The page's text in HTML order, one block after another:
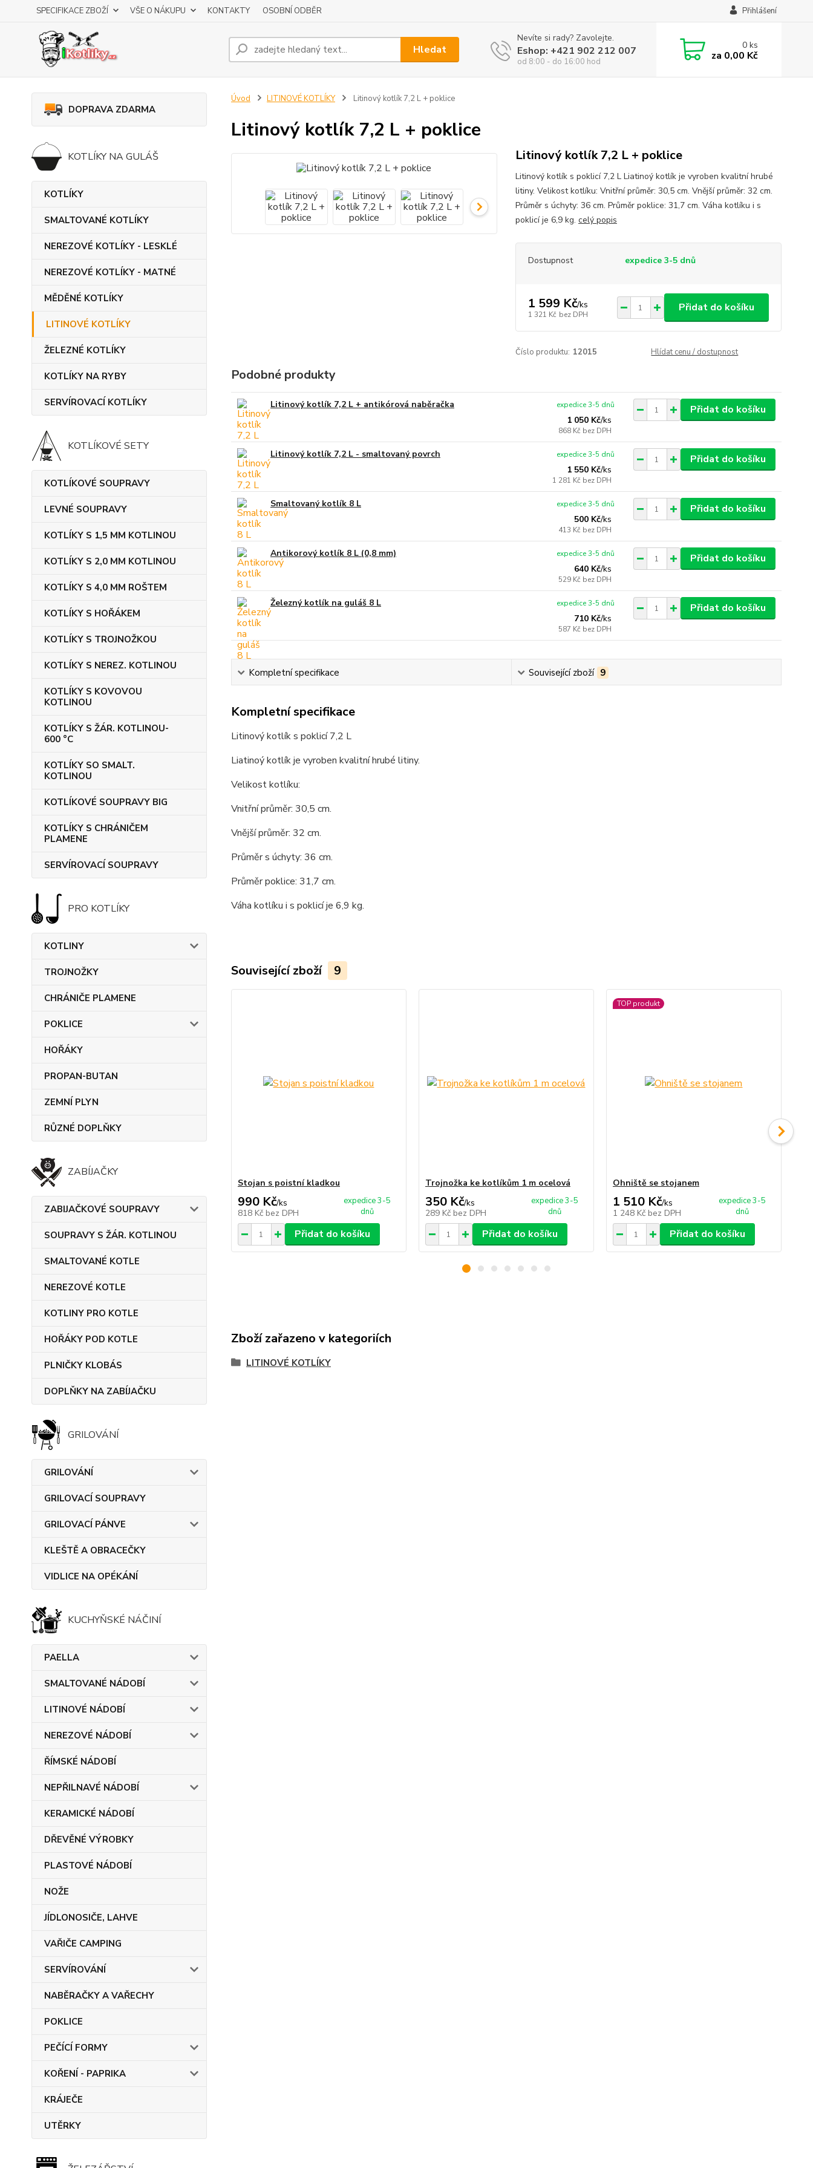
SPECIFIKACE ZBOŽÍ VŠE O NÁKUPU KONTAKTY OSOBNÍ ODBĚR Přihlášení
Hledat
Nevíte si rady? Zavolejte.
Eshop: +421 902 212 007
od 8:00 - do 16:00 hod
0ks
za 0,00 Kč
DOPRAVA ZDARMA
KOTLÍKY NA GULÁŠ
KOTLÍKY
SMALTOVANÉ KOTLÍKY
NEREZOVÉ KOTLÍKY - LESKLÉ
NEREZOVÉ KOTLÍKY - MATNÉ
MĚDĚNÉ KOTLÍKY
LITINOVÉ KOTLÍKY
ŽELEZNÉ KOTLÍKY
KOTLÍKY NA RYBY
SERVÍROVACÍ KOTLÍKY
KOTLÍKOVÉ SETY
KOTLÍKOVÉ SOUPRAVY
LEVNÉ SOUPRAVY
KOTLÍKY S 1,5 MM KOTLINOU
KOTLÍKY S 2,0 MM KOTLINOU
KOTLÍKY S 4,0 MM ROŠTEM
KOTLÍKY S HOŘÁKEM
KOTLÍKY S TROJNOŽKOU
KOTLÍKY S NEREZ. KOTLINOU
KOTLÍKY S KOVOVOU
KOTLINOU
KOTLÍKY S ŽÁR. KOTLINOU-
600 °C
KOTLÍKY SO SMALT.
KOTLINOU
KOTLÍKOVÉ SOUPRAVY BIG
KOTLÍKY S CHRÁNIČEM
PLAMENE
SERVÍROVACÍ SOUPRAVY
PRO KOTLÍKY
KOTLINY
TROJNOŽKY
CHRÁNIČE PLAMENE
POKLICE
HOŘÁKY
PROPAN-BUTAN
ZEMNÍ PLYN
RŮZNÉ DOPLŇKY
ZABÍJAČKY
ZABIJAČKOVÉ SOUPRAVY
SOUPRAVY S ŽÁR. KOTLINOU
SMALTOVANÉ KOTLE
NEREZOVÉ KOTLE
KOTLINY PRO KOTLE
HOŘÁKY POD KOTLE
PLNIČKY KLOBÁS
DOPLŇKY NA ZABÍJAČKU
GRILOVÁNÍ
GRILOVÁNÍ
GRILOVACÍ SOUPRAVY
GRILOVACÍ PÁNVE
KLEŠTĚ A OBRACEČKY
VIDLICE NA OPÉKÁNÍ
KUCHYŇSKÉ NÁČINÍ
PAELLA
SMALTOVANÉ NÁDOBÍ
LITINOVÉ NÁDOBÍ
NEREZOVÉ NÁDOBÍ
ŘÍMSKÉ NÁDOBÍ
NEPŘILNAVÉ NÁDOBÍ
KERAMICKÉ NÁDOBÍ
DŘEVĚNÉ VÝROBKY
PLASTOVÉ NÁDOBÍ
NOŽE
JÍDLONOSIČE, LAHVE
VAŘIČE CAMPING
SERVÍROVÁNÍ
NABĚRAČKY A VAŘECHY
POKLICE
PEČÍCÍ FORMY
KOŘENÍ - PAPRIKA
KRÁJEČE
UTĚRKY
Úvod LITINOVÉ KOTLÍKY Litinový kotlík 7,2 L + poklice
Litinový kotlík 7,2 L + poklice
Litinový kotlík 7,2 L + poklice
Litinový kotlík s poklicí 7,2 L Liatinoý kotlík je vyroben kvalitní hrubé
litiny. Velikost kotlíku: Vnitřní průměr: 30,5 cm. Vnější průměr: 32 cm.
Průměr s úchyty: 36 cm. Průměr poklice: 31,7 cm. Váha kotlíku i s
poklicí je 6,9 kg. celý popis
Dostupnost expedice 3-5 dnů
1 599 Kč/ks
1 321 Kč bez DPH
Přidat do košíku
Číslo produktu: 12015 Hlídat cenu / dostupnost
Podobné produkty
Litinový kotlík 7,2 L + antikórová naběračka
1 050 Kč/ks
868 Kč bez DPH
expedice 3-5 dnů Přidat do košíku
Litinový kotlík 7,2 L - smaltovaný povrch
1 550 Kč/ks
1 281 Kč bez DPH
expedice 3-5 dnů Přidat do košíku
Smaltovaný kotlík 8 L
500 Kč/ks
413 Kč bez DPH
expedice 3-5 dnů Přidat do košíku
Antikorový kotlík 8 L (0,8 mm)
640 Kč/ks
529 Kč bez DPH
expedice 3-5 dnů Přidat do košíku
Železný kotlík na guláš 8 L
710 Kč/ks
587 Kč bez DPH
expedice 3-5 dnů Přidat do košíku
Kompletní specifikace Související zboží 9
Kompletní specifikace
Litinový kotlík s poklicí 7,2 L
Liatinoý kotlík je vyroben kvalitní hrubé litiny.
Velikost kotlíku:
Vnitřní průměr: 30,5 cm.
Vnější průměr: 32 cm.
Průměr s úchyty: 36 cm.
Průměr poklice: 31,7 cm.
Váha kotlíku i s poklicí je 6,9 kg.
Související zboží 9
Stojan s poistní kladkou
990 Kč/ks
818 Kč bez DPH
expedice 3-5
dnů
Přidat do košíku
Trojnožka ke kotlíkům 1 m ocelová
350 Kč/ks
289 Kč bez DPH
expedice 3-5
dnů
Přidat do košíku
TOP produkt
Ohniště se stojanem
1 510 Kč/ks
1 248 Kč bez DPH
expedice 3-5
dnů
Přidat do košíku
Zboží zařazeno v kategoriích
LITINOVÉ KOTLÍKY